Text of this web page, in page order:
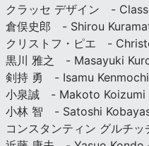
クラッセ デザイン -
倉俣史郎 - Shirou
クリストフ・ピエ -
黒川 雅之 - Masayuki
剣持 勇 - Isamu
小泉誠 - Makoto Koizumi
小林 智 - Satoshi
コンスタンティン グルチ